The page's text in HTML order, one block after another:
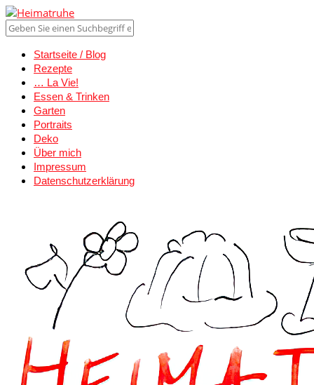
Startseite / Blog
Rezepte
… La Vie!
Essen & Trinken
Garten
Portraits
Deko
Über mich
Impressum
Datenschutzerklärung